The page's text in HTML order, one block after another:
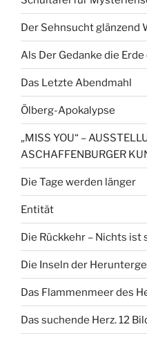
Der Sehnsucht glänzend
Als Der Gedanke die
Das Letzte Abendmahl
Ölberg-Apokalypse
„MISS YOU“ –
ASCHAFFENBURGER
Die Tage werden länger
Entität
Die Rückkehr – Nichts ist
Die Inseln der
Das Flammenmeer des
Das suchende Herz. 12